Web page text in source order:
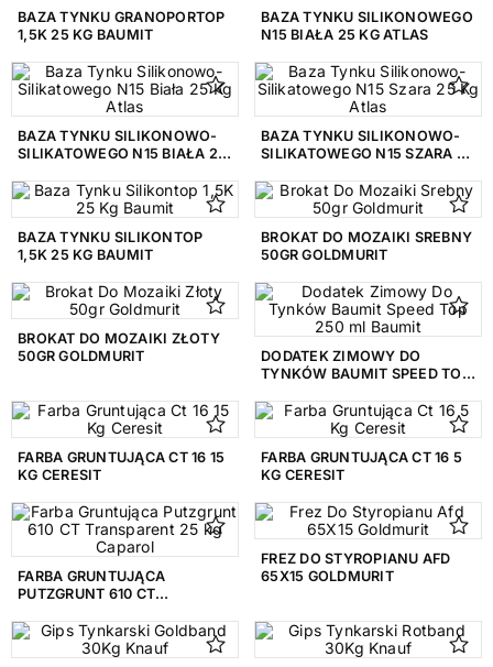
Zewnętrzne
GRUPA KOLORYSTYCZNA
Czarny 2
Pomarańczowy
Szary 6
Złoty 1
RODZAJ POWIERZCHNI
Baranek 8
Mat 1
6,1 - 11 L 4
do 1 L 1
BAZA TYNKU GRANOPORTOP
1,5K 25 KG BAUMIT
BAZA TYNKU SILIKONOWEGO
N15 BIAŁA 25 KG ATLAS
BAZA TYNKU SILIKONOWO-
SILIKATOWEGO N15 BIAŁA 25
BAZA TYNKU SILIKONOWO-
SILIKATOWEGO N15 SZARA 25
BAZA TYNKU SILIKONTOP
1,5K 25 KG BAUMIT
BROKAT DO MOZAIKI SREBNY
50GR GOLDMURIT
BROKAT DO MOZAIKI ZŁOTY
50GR GOLDMURIT
DODATEK ZIMOWY DO
TYNKÓW BAUMIT SPEED TOP
FARBA GRUNTUJĄCA CT 16 15
KG CERESIT
FARBA GRUNTUJĄCA CT 16 5
KG CERESIT
FARBA GRUNTUJĄCA
PUTZGRUNT 610 CT
CAPAROL
FREZ DO STYROPIANU AFD
65X15 GOLDMURIT